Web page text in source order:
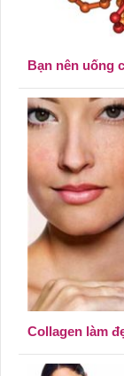
Bạn nên uống
Collagen làm